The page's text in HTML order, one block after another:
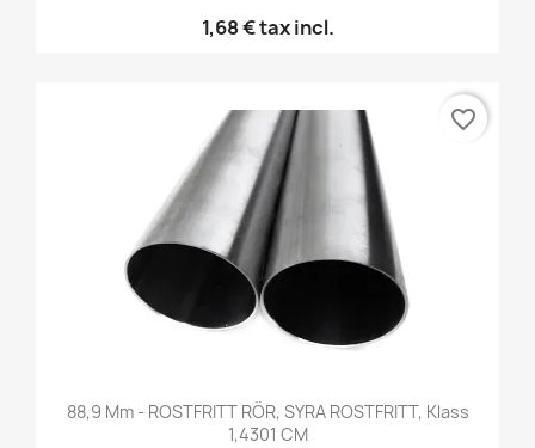
1,68 €tax incl.
88,9 Mm - ROSTFRITT RÖR, SYRA ROSTFRITT, Klass
1,4301 CM
favorite_border